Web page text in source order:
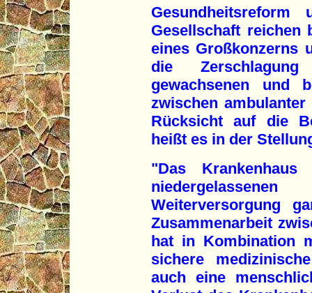
Gesellschaft reichen
eines Großkonzerns
die
gewachsenen und
zwischen
Rücksicht auf die
heißt es in der
"Das
Weiterversorgung
Zusammenarbeit
hat in Kombination
sichere
auch eine